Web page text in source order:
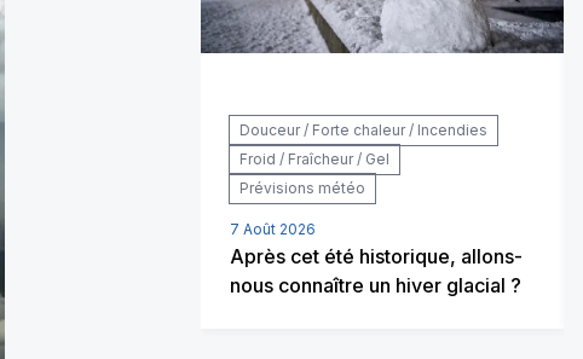
Douceur / Forte chaleur / Incendies
Froid / Fraîcheur / Gel
Prévisions météo
7 Août 2026
Après cet été historique, allons-
nous connaître un hiver glacial ?